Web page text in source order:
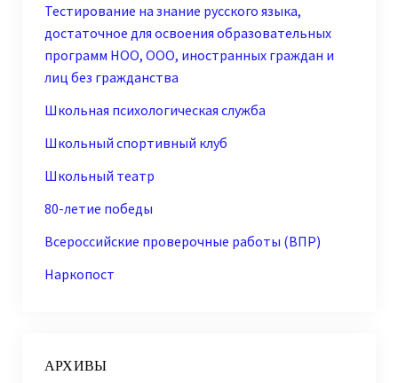
Тестирование на знание русского языка,
достаточное для освоения образовательных
программ НОО, ООО, иностранных граждан и
лиц без гражданства
Школьная психологическая служба
Школьный спортивный клуб
Школьный театр
80-летие победы
Всероссийские проверочные работы (ВПР)
Наркопост
АРХИВЫ